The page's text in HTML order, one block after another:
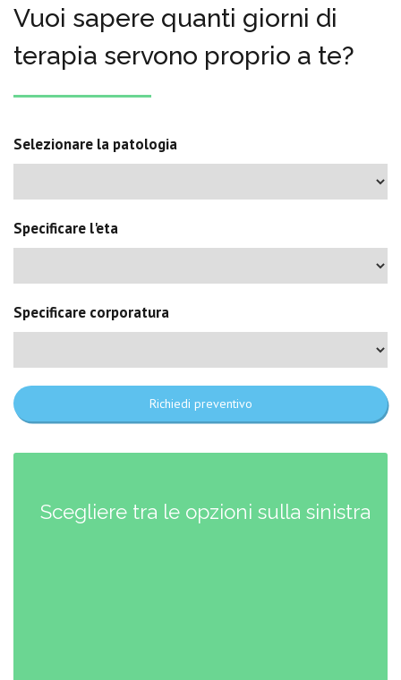
Vuoi sapere quanti giorni di
terapia servono proprio a te?
Selezionare la patologia
Specificare l'eta
Specificare corporatura
Richiedi preventivo
Scegliere tra le opzioni sulla sinistra